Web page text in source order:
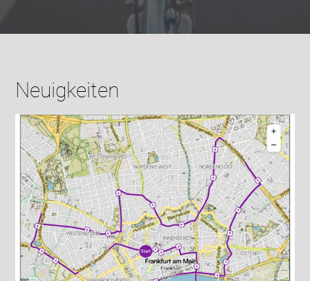
Neuigkeiten